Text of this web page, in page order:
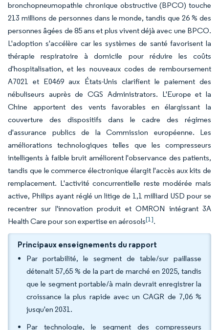
bronchopneumopathie chronique obstructive (BPCO) touche
213 millions de personnes dans le monde, tandis que 26 % des
personnes âgées de 85 ans et plus vivent déjà avec une BPCO.
L'adoption s'accélère car les systèmes de santé favorisent la
thérapie respiratoire à domicile pour réduire les coûts
d'hospitalisation, et les nouveaux codes de remboursement
A7021 et E0469 aux États-Unis clarifient le paiement des
nébuliseurs auprès de CGS Administrators. L'Europe et la
Chine apportent des vents favorables en élargissant la
couverture des dispositifs dans le cadre des régimes
d'assurance publics de la Commission européenne. Les
améliorations technologiques telles que les compresseurs
intelligents à faible bruit améliorent l'observance des patients,
tandis que le commerce électronique élargit l'accès aux kits de
remplacement. L'activité concurrentielle reste modérée mais
active, Philips ayant réglé un litige de 1,1 milliard USD pour se
recentrer sur l'innovation produit et OMRON intégrant 3A
Health Care pour son expertise en aérosols[1].
Principaux enseignements du rapport
Par portabilité, le segment de table/sur paillasse
détenait 57,65 % de la part de marché en 2025, tandis
que le segment portable/à main devrait enregistrer la
croissance la plus rapide avec un CAGR de 7,06 %
jusqu'en 2031.
Par technologie, le segment des compresseurs